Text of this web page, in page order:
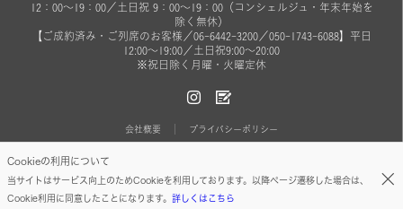
Cookieの利用について
当サイトはサービス向上のためCookieを利用しております。以降ページ遷移した場合は、
Cookie利用に同意したことになります。 詳しくはこちら
12：00～19：00／土日祝 9：00～19：00（コンシェルジュ・年末年始を
除く無休）
【ご成約済み・ご列席のお客様／06-6442-3200／050-1743-6088】平日
12:00～19:00／土日祝9:00～20:00
※祝日除く月曜・火曜定休
会社概要 プライバシーポリシー